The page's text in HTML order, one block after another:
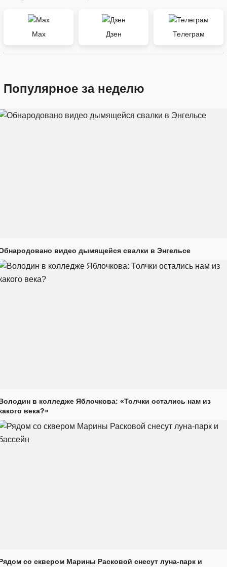
Max Дзен Телеграм
Популярное за неделю
видео дымящейся свалки в Энгельсе
в колледже Яблочкова: «Толчки остались нам из
века?»
со сквером Марины Расковой снесут луна-парк и